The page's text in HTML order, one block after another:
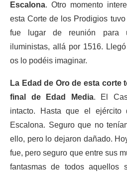
Escalona. Otro momento
esta Corte de los Prodigios
fue lugar de reunión para
iluministas, allá por 1516.
os lo podéis imaginar.
La Edad de Oro de esta corte
final de Edad Media. El
intacto. Hasta que el ejército
Escalona. Seguro que no
ello, pero lo dejaron dañado.
fue, pero seguro que entre sus
fantasmas de todos aquellos